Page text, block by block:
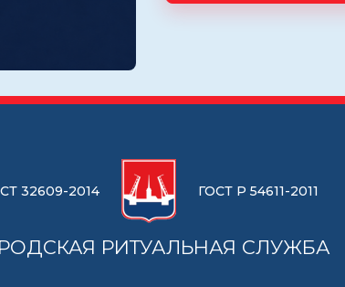
32609-2014 ГОСТ Р 54611-2011
РИТУАЛЬНАЯ СЛУЖБА